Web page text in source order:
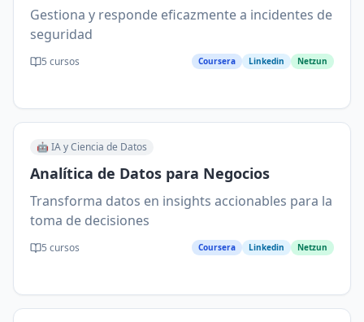
Gestiona y responde eficazmente a incidentes de
seguridad
5 cursos Coursera Linkedin Netzun
🤖 IA y Ciencia de Datos
Analítica de Datos para Negocios
Transforma datos en insights accionables para la
toma de decisiones
5 cursos Coursera Linkedin Netzun